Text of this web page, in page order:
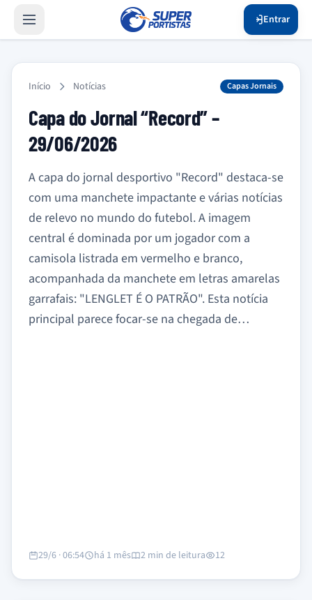
Entrar
Início Notícias Capas Jornais
Capa do Jornal “Record” –
29/06/2026
A capa do jornal desportivo "Record" destaca-se
com uma manchete impactante e várias notícias
de relevo no mundo do futebol. A imagem
central é dominada por um jogador com a
camisola listrada em vermelho e branco,
acompanhada da manchete em letras amarelas
garrafais: "LENGLET É O PATRÃO". Esta notícia
principal parece focar-se na chegada de…
29/6 · 06:54 há 1 mês 2 min de leitura 12